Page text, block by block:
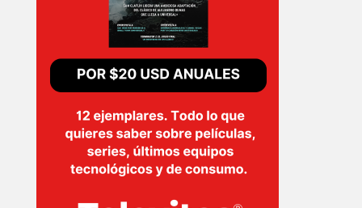
EVENTOS